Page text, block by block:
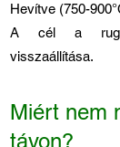
Hevítve (750-
A cél a rugó
visszaállítása.
Miért nem
távon?